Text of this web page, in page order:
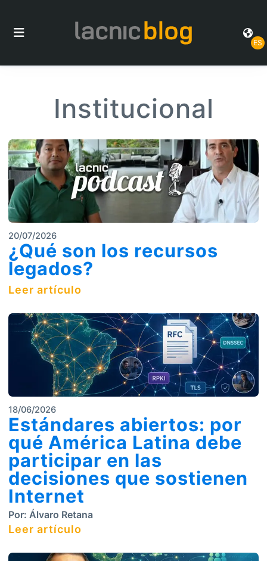
ES
Institucional
20/07/2026
¿Qué son los recursos
legados?
Leer artículo
18/06/2026
Estándares abiertos: por
qué América Latina debe
participar en las
decisiones que sostienen
Internet
Por: Álvaro Retana
Leer artículo